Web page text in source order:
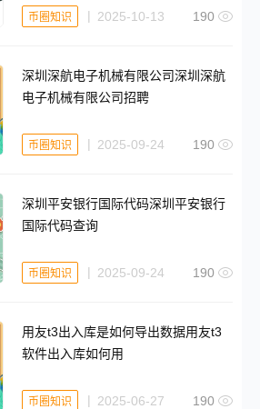
币圈知识 2025-10-13 190
深圳深航电子机械有限公司深圳深航
电子机械有限公司招聘
币圈知识 2025-09-24 190
深圳平安银行国际代码深圳平安银行
国际代码查询
币圈知识 2025-09-24 190
用友t3出入库是如何导出数据用友t3
软件出入库如何用
币圈知识 2025-06-27 190